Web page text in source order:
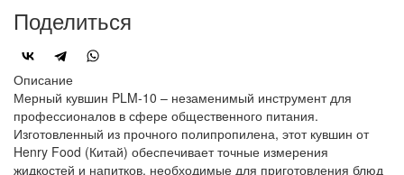
Поделиться
Описание
Мерный кувшин PLM-10 – незаменимый инструмент для
профессионалов в сфере общественного питания.
Изготовленный из прочного полипропилена, этот кувшин от
Henry Food (Китай) обеспечивает точные измерения
жидкостей и напитков, необходимые для приготовления блюд